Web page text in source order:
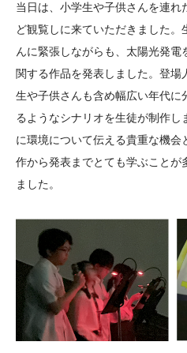
当日は、小学生や子供さんを連
ど観覧しに来ていただきました。
んに緊張しながらも、太陽光発電
関する作品を発表しました。登
生や子供さんも含め幅広い年代に
るようなシナリオを生徒が制作
に環境について伝える貴重な機会
作から発表までとても学ぶことが
ました。